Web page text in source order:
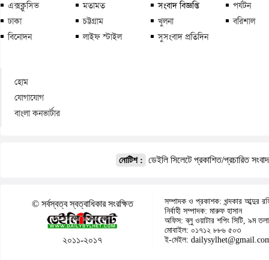
এক্সক্লুসিভ
মতামত সংবাদ বিজ্ঞপ্তি
পর্যটন
ঢাকা
চট্টগ্রাম খুলনা
বরিশাল
বিনোদন
লাইফ স্টাইল সুসংবাদ প্রতিদিন
হোম
যোগাযোগ
বাংলা কনভার্টার
নোটিশ : ডেইলি সিলেটে প্রকাশিত/প্রচারিত
© সর্বস্বত্ব স্বত্বাধিকার সংরক্ষিত
২০১১-২০১৭
সম্পাদক ও প্রকাশক: খন্দকার আব্দুর
নির্বাহী সম্পাদক: মারুফ হাসান
অফিস: ব্লু ওয়াটার শপিং সিটি, ৯ম
মোবাইল: ০১৭১২ ৮৮৬ ৫০৩
ই-মেইল: